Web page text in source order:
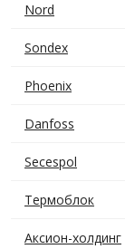
Nord
Sondex
Phoenix
Danfoss
Secespol
Термоблок
Аксион-холдинг